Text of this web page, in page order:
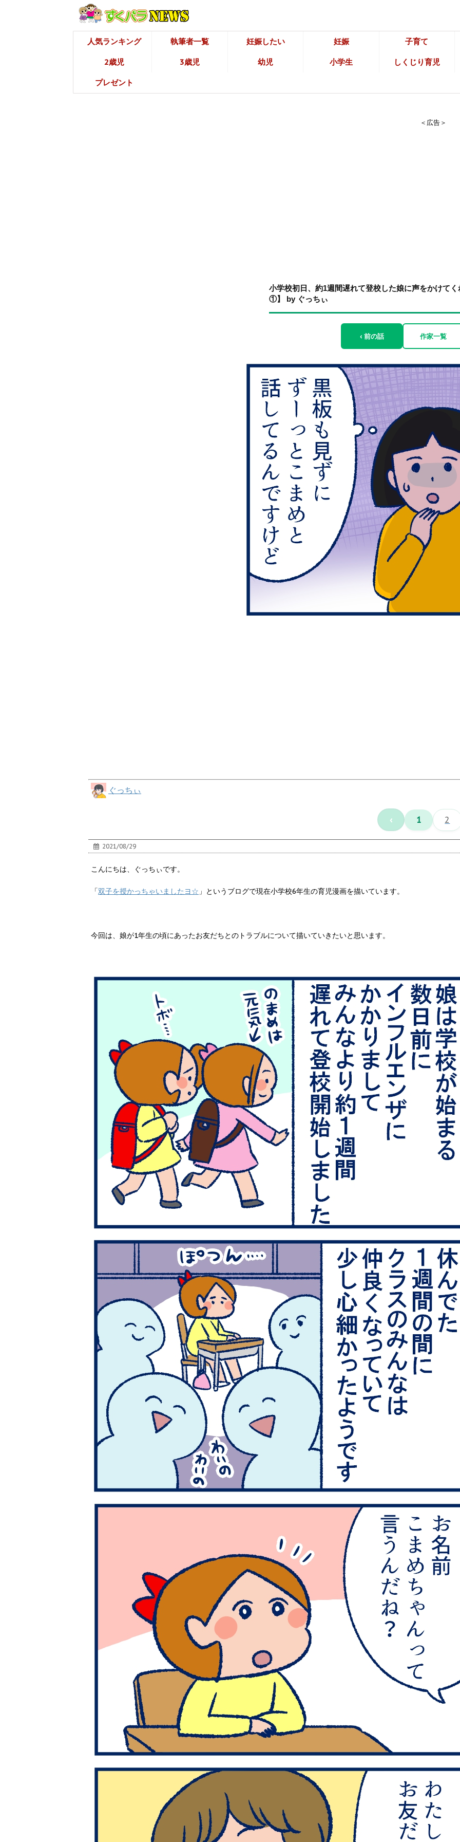
人気ランキング 執筆者一覧 妊娠したい 妊娠 子育て
2歳児 3歳児 幼児 小学生 しくじり育児
プレゼント
＜広告＞
小学校初日、約1週間遅れて登校した娘に声をかけて
①】 by ぐっちぃ
‹ 前の話 作家一覧
ぐっちぃ
‹ 1 2
2021/08/29
こんにちは、ぐっちぃです。
「双子を授かっちゃいましたヨ☆ 」というブログで現在小学校6年生の育児漫画を描いています。
今回は、娘が1年生の頃にあったお友だちとのトラブルについて描いていきたいと思います。